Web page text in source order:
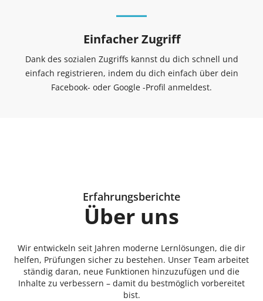
Einfacher Zugriff
Dank des sozialen Zugriffs kannst du dich schnell und
einfach registrieren, indem du dich einfach über dein
Facebook- oder Google -Profil anmeldest.
Erfahrungsberichte
Über uns
Wir entwickeln seit Jahren moderne Lernlösungen, die dir
helfen, Prüfungen sicher zu bestehen. Unser Team arbeitet
ständig daran, neue Funktionen hinzuzufügen und die
Inhalte zu verbessern – damit du bestmöglich vorbereitet
bist.